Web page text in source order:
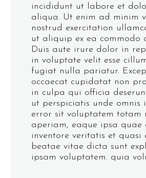
incididunt ut labore et
aliqua. Ut enim ad minim
nostrud exercitation
ut aliquip ex ea commodo
Duis aute irure dolor in
in voluptate velit esse
fugiat nulla pariatur.
occaecat cupidatat non
in culpa qui officia
ut perspiciatis unde omnis
error sit voluptatem totam
aperiam, eaque ipsa quae
inventore veritatis et quasi
beatae vitae dicta sunt
ipsam voluptatem. quia